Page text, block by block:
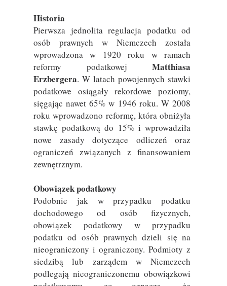
Historia
Pierwsza jednolita regulacja podatku od
osób prawnych w Niemczech została
wprowadzona w 1920 roku w ramach
reformy podatkowej Matthiasa
Erzbergera. W latach powojennych stawki
podatkowe osiągały rekordowe poziomy,
sięgając nawet 65% w 1946 roku. W 2008
roku wprowadzono reformę, która obniżyła
stawkę podatkową do 15% i wprowadziła
nowe zasady dotyczące odliczeń oraz
ograniczeń związanych z finansowaniem
zewnętrznym.
Obowiązek podatkowy
Podobnie jak w przypadku podatku
dochodowego od osób fizycznych,
obowiązek podatkowy w przypadku
podatku od osób prawnych dzieli się na
nieograniczony i ograniczony. Podmioty z
siedzibą lub zarządem w Niemczech
podlegają nieograniczonemu obowiązkowi